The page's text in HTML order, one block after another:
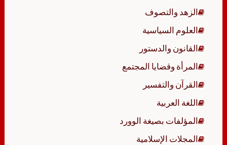
الزهد والتصوف
العلوم السياسية
القانون والدستور
المرأة وقضايا المجتمع
القرآن والتفسير
اللغة العربية
المؤلفات بصيغة الوورد
المجلات الإسلامية